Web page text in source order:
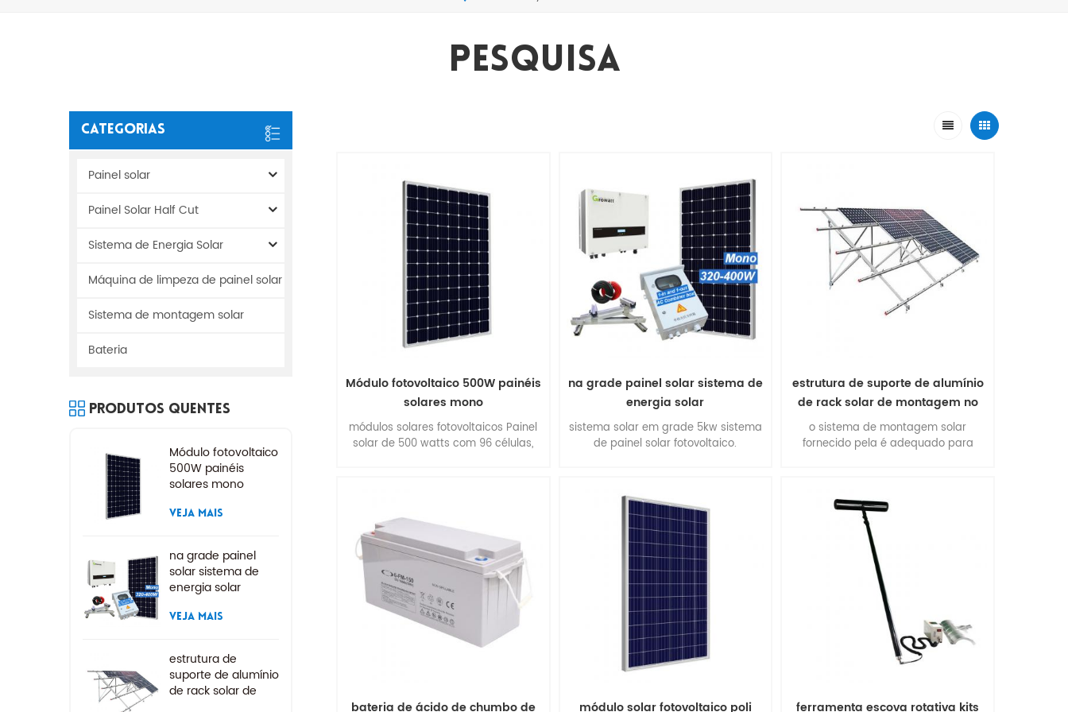
Pesquisa
Categorias
Painel solar
Painel Solar Half Cut
Sistema de Energia Solar
Máquina de limpeza de painel solar
Sistema de montagem solar
Bateria
Produtos Quentes
Módulo fotovoltaico
500W painéis
solares mono
VEJA MAIS
na grade painel
solar sistema de
energia solar
VEJA MAIS
estrutura de
suporte de alumínio
de rack solar de
Módulo fotovoltaico 500W painéis
solares mono
módulos solares fotovoltaicos Painel
solar de 500 watts com 96 células,
na grade painel solar sistema de
energia solar
sistema solar em grade 5kw sistema
de painel solar fotovoltaico.
estrutura de suporte de alumínio
de rack solar de montagem no
solo
o sistema de montagem solar
fornecido pela é adequado para
flexibilidade de construção,
estabilidade e precisão, desempenho
ambiental extraordinário, qualidade
suprtb.
bateria de ácido de chumbo de
módulo solar fotovoltaico poli
ferramenta escova rotativa kits